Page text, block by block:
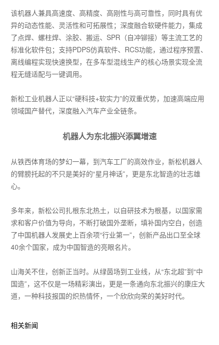
该机器人兼具高速度、高精度、高刚性与高可靠性，同时具有优
异的动态性能、灵活性和可拓展性；深度融合软硬件能力，集成
了点焊、螺柱焊、涂胶、搬运、SPR（自冲铆接）等主流工艺的
标准化软件包；支持PDPS仿真软件、RCS功能，通过程序预置、
离线编程实现快速换型，在多车型混线生产的核心场景实现全流
程无缝适配与一键调用。
新松工业机器人正以“硬科技+软实力”的双重优势，加速高端应用
领域国产替代，深度融入汽车产业全链条。
机器人为东北振兴添翼增速
从铁西体育场的梦幻一幕，到汽车工厂的高效作业，新松机器人
的臂膀托起的不只是美好的“星月神话”，更是东北智造的壮志雄
心。
多年来，新松公司扎根东北热土，以自研技术为根基，以国家需
求和客户价值为导向，不断打破国外垄断，填补国内空白，创造
了中国机器人发展史上百余项“行业第一”，创新产品出口至全球
40余个国家，成为中国智造的亮眼名片。
山海关不住，创新正当时。从绿茵场到工业线，从“东北超”到“中
国造”，这不仅是一场精彩演出，更是一条通向东北振兴的康庄大
道，一种科技报国的炽热情怀，一个欣欣向荣的美好时代。
相关新闻